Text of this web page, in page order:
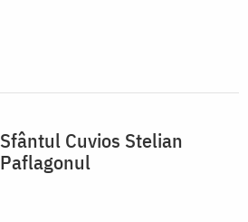
Sfântul Cuvios Stelian
Paflagonul